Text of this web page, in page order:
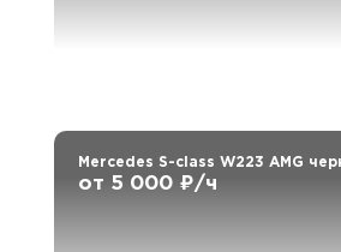
Mercedes S-class W223 AMG
от 5 000 ₽/ч